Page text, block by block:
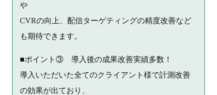
や
CVRの向上、配信ターゲティングの精度改善など
も期待できます。
■ポイント③ 導入後の成果改善実績多数！
導入いただいた全てのクライアント様で計測改善
の効果が出ており、